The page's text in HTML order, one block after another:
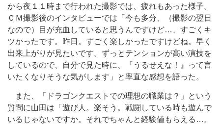
から夜１１時まで行われた撮影では、疲れもあった様子。
ＣＭ撮影後のインタビューでは「今も多分、（撮影の翌日
なので）目が充血していると思うんですけど…、すごくキ
ツかったです。昨日。すごく楽しかったですけどね。早く
出来上がりが見たいです。ずっとテンションが高い演技を
しているので、自分で見た時に、『うるせえな！』って言
いたくなりそうな気がします」と率直な感想を語った。
また、「ドラゴンクエストでの理想の職業は？」という
質問に山田は「遊び人。楽そう。戦闘している時も遊んで
いるじゃないですか。それでちゃんと経験値もらえる…。